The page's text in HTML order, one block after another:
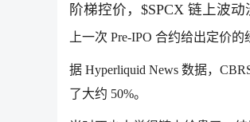
阶梯控价，$SPCX 链上波动
上一次 Pre-IPO 合约给出定价
据 Hyperliquid News 数据，
了大约 50%。